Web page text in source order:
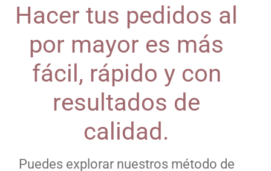
Hacer tus pedidos al
por mayor es más
fácil, rápido y con
resultados de
calidad.
Puedes explorar nuestros método de